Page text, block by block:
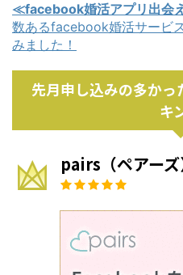
≪facebook婚活アプリ出会
数あるfacebook婚活サービ
みました！
先月申し込みの多か
キ
pairs（ペアーズ